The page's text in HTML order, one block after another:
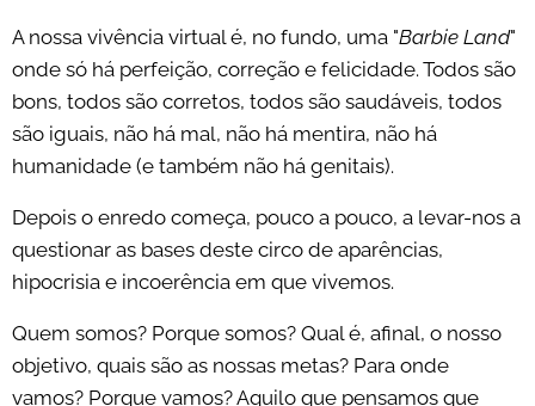
A nossa vivência virtual é, no fundo, uma "Barbie Land"
onde só há perfeição, correção e felicidade. Todos são
bons, todos são corretos, todos são saudáveis, todos
são iguais, não há mal, não há mentira, não há
humanidade (e também não há genitais).
Depois o enredo começa, pouco a pouco, a levar-nos a
questionar as bases deste circo de aparências,
hipocrisia e incoerência em que vivemos.
Quem somos? Porque somos? Qual é, afinal, o nosso
objetivo, quais são as nossas metas? Para onde
vamos? Porque vamos? Aquilo que pensamos que